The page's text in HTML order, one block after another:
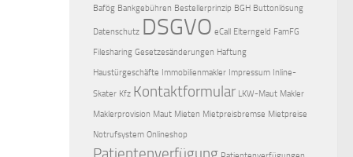
Bafög Bankgebühren Bestellerprinzip BGH Buttonlösung
Datenschutz DSGVO eCall Elterngeld FamFG
Filesharing Gesetzesänderungen Haftung
Haustürgeschäfte Immobilienmakler Impressum Inline-
Skater Kfz Kontaktformular LKW-Maut Makler
Maklerprovision Maut Mieten Mietpreisbremse Mietpreise
Notrufsystem Onlineshop
Patientenverfügung